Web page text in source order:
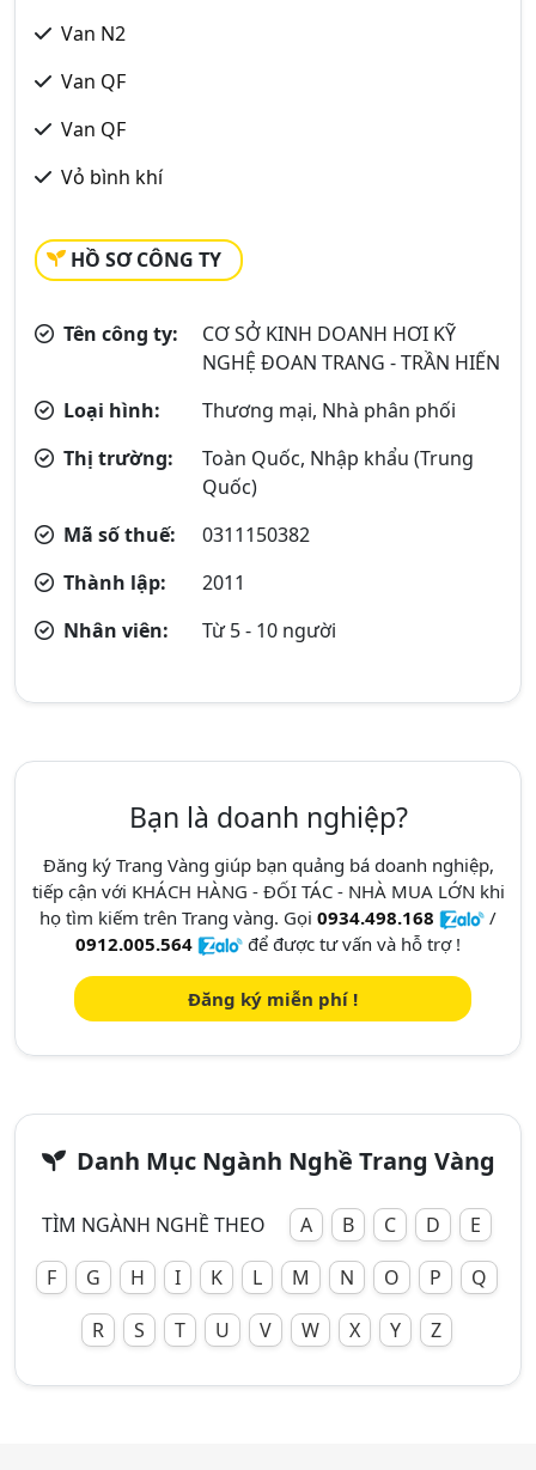
Van N2
Van QF
Van QF
Vỏ bình khí
HỒ SƠ CÔNG TY
Tên công ty:
CƠ SỞ KINH DOANH HƠI KỸ
NGHỆ ĐOAN TRANG - TRẦN HIẾN
Loại hình:
Thương mại, Nhà phân phối
Thị trường:
Toàn Quốc, Nhập khẩu (Trung
Quốc)
Mã số thuế:
0311150382
Thành lập:
2011
Nhân viên:
Từ 5 - 10 người
Bạn là doanh nghiệp?
Đăng ký Trang Vàng giúp bạn quảng bá doanh nghiệp,
tiếp cận với KHÁCH HÀNG - ĐỐI TÁC - NHÀ MUA LỚN khi
họ tìm kiếm trên Trang vàng. Gọi 0934.498.168
/
0912.005.564
để được tư vấn và hỗ trợ !
Đăng ký miễn phí !
Danh Mục Ngành Nghề Trang Vàng
TÌM NGÀNH NGHỀ THEO A B C D
E
F
G H I K L M N O P
Q
R
S T U V W X Y Z